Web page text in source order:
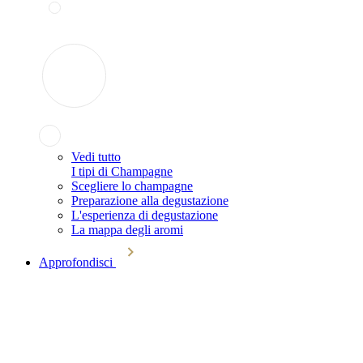
Vedi tutto
I tipi di Champagne
Scegliere lo champagne
Preparazione alla degustazione
L'esperienza di degustazione
La mappa degli aromi
Approfondisci